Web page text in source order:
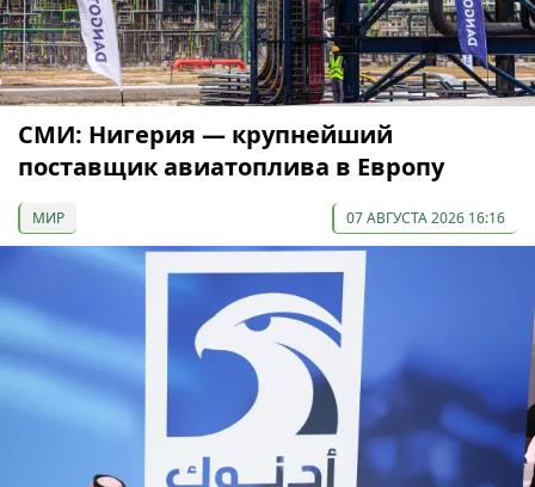
СМИ: Нигерия — крупнейший
поставщик авиатоплива в Европу
МИР 07 АВГУСТА 2026 16:16